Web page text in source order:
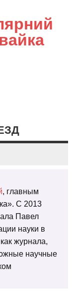
, главным
С 2013
Павел
науки в
журнала,
научные